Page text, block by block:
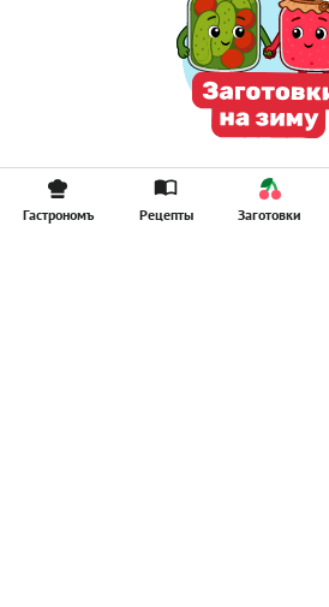
Гастрономъ Рецепты Заготовки